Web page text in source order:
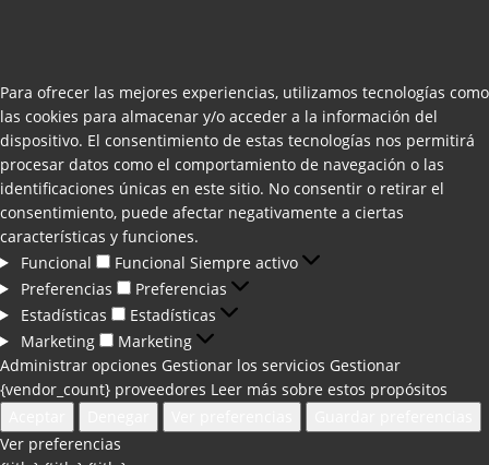
Para ofrecer las mejores experiencias, utilizamos tecnologías como
las cookies para almacenar y/o acceder a la información del
dispositivo. El consentimiento de estas tecnologías nos permitirá
procesar datos como el comportamiento de navegación o las
identificaciones únicas en este sitio. No consentir o retirar el
consentimiento, puede afectar negativamente a ciertas
características y funciones.
Funcional
Funcional Siempre activo
Preferencias
Preferencias
Estadísticas
Estadísticas
Marketing
Marketing
Administrar opciones Gestionar los servicios Gestionar
{vendor_count} proveedores Leer más sobre estos propósitos
Ver preferencias